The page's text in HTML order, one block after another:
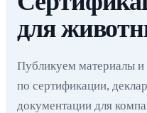
для
Публикуем материалы и
по сертификации,
документации для